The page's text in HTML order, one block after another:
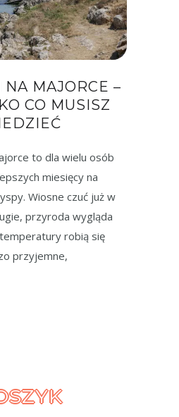
MAJORCE –
CO MUSISZ
to dla wielu osób
miesięcy na
Wiosne czuć już w
przyroda wygląda
robią się
przyjemne,